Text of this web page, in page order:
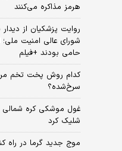
هرمز مذاکره می‌کنند
روایت پزشکیان از
شورای عالی امنیت
حامی بودند +فیلم
کدام روش پخت تخم
سرخ‌شده؟
غول موشکی کره شمالی
شلیک کرد
موج جدید گرما در راه